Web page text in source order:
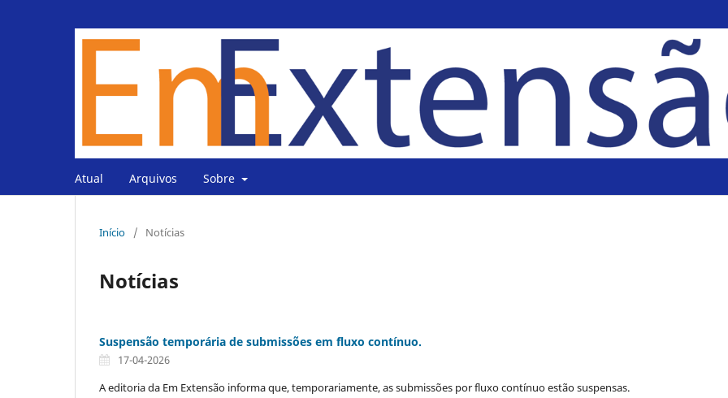
Atual Arquivos Sobre
Início / Notícias
Notícias
Suspensão temporária de submissões em fluxo contínuo.
17-04-2026
A editoria da Em Extensão informa que, temporariamente, as submissões por fluxo contínuo estão suspensas.